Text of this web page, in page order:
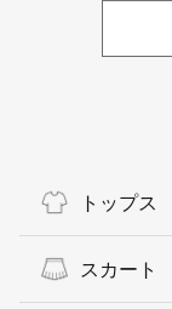
トップス
スカート